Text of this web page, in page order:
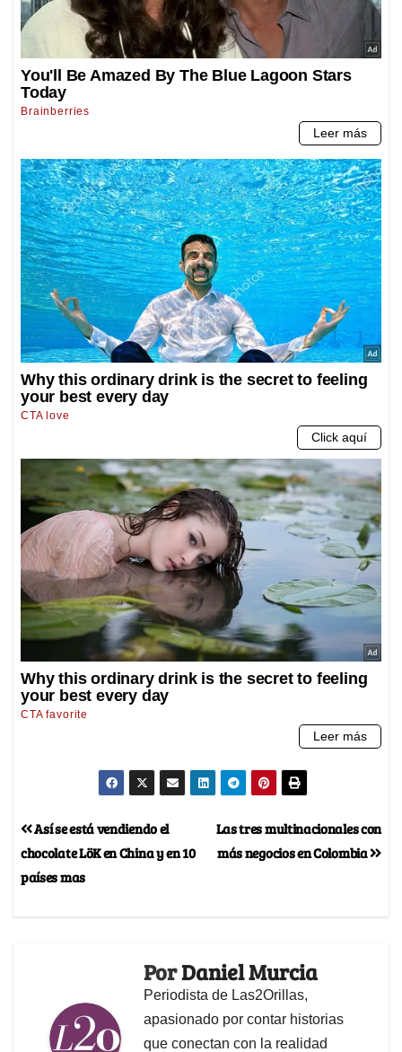
Las tres multinacionales con
más negocios en Colombia
Así se está vendiendo el
chocolate LöK en China y en 10
países mas
PorDaniel Murcia
Periodista de Las2Orillas,
apasionado por contar historias
que conectan con la realidad